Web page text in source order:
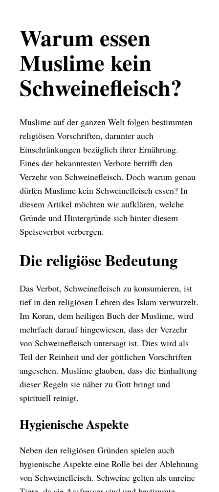
Warum essen
Muslime kein
Schweinefleisch?
Muslime auf der ganzen Welt folgen bestimmten
religiösen Vorschriften, darunter auch
Einschränkungen bezüglich ihrer Ernährung.
Eines der bekanntesten Verbote betrifft den
Verzehr von Schweinefleisch. Doch warum genau
dürfen Muslime kein Schweinefleisch essen? In
diesem Artikel möchten wir aufklären, welche
Gründe und Hintergründe sich hinter diesem
Speiseverbot verbergen.
Die religiöse Bedeutung
Das Verbot, Schweinefleisch zu konsumieren, ist
tief in den religiösen Lehren des Islam verwurzelt.
Im Koran, dem heiligen Buch der Muslime, wird
mehrfach darauf hingewiesen, dass der Verzehr
von Schweinefleisch untersagt ist. Dies wird als
Teil der Reinheit und der göttlichen Vorschriften
angesehen. Muslime glauben, dass die Einhaltung
dieser Regeln sie näher zu Gott bringt und
spirituell reinigt.
Hygienische Aspekte
Neben den religiösen Gründen spielen auch
hygienische Aspekte eine Rolle bei der Ablehnung
von Schweinefleisch. Schweine gelten als unreine